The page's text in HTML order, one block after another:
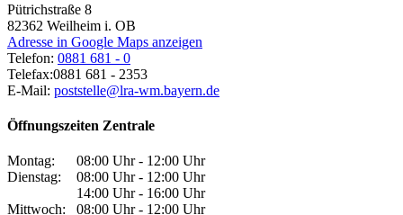
Pütrichstraße 8
82362 Weilheim i. OB
Adresse in Google Maps anzeigen
Telefon: 0881 681 - 0
Telefax:0881 681 - 2353
E-Mail: poststelle@lra-wm.bayern.de
Öffnungszeiten Zentrale
Montag:
08:00 Uhr - 12:00 Uhr
Dienstag:
08:00 Uhr - 12:00 Uhr
14:00 Uhr - 16:00 Uhr
Mittwoch:
08:00 Uhr - 12:00 Uhr